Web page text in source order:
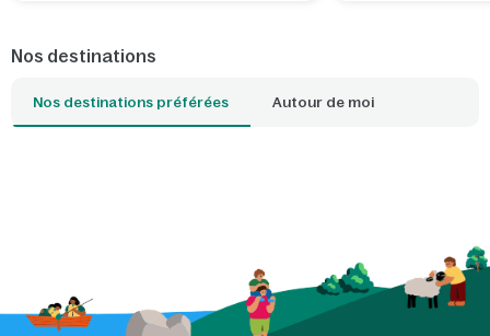
l'autre côté de la frontière belge.
plage qui
Nos destinations
Nos destinations préférées Autour de moi